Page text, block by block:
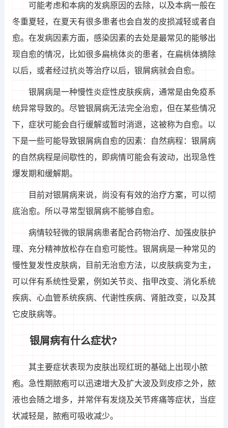
可能考虑和本病的发病原因的去除，以及本病一般在
冬重夏轻，在夏天有很多患者也会自发的皮损减轻或者自
愈。在发病因素方面，感染因素的去处是最常见的能够出
现自愈的情况，比如很多扁桃体炎的患者，在扁桃体摘除
以后，或者经过抗炎等治疗以后，银屑病就会自愈。
银屑病是一种慢性炎症性皮肤疾病，通常是由免疫系
统异常导致的。尽管银屑病无法完全治愈，但在某些情况
下，症状可能会自行缓解或暂时消退，这被称为自愈。以
下是一些可能导致银屑病自愈的因素：自然病程：银屑病
的自然病程是间歇性的，即病情可能会有波动，出现急性
爆发期和缓解期。
目前对银屑病来说，尚没有有效的治疗方案，可以彻
底治愈。所以寻常型银屑病不能够自愈。
病情较轻微的银屑病患者配合药物治疗、加强皮肤护
理、充分精神放松存在自愈可能性。银屑病是一种常见的
慢性复发性皮肤病，目前无治愈方法，以皮肤病变为主，
可以伴有系统性受累，例如关节炎、指甲改变、消化系统
疾病、心血管系统疾病、代谢性疾病、肾脏改变，以及其
它皮肤病等。
银屑病有什么症状?
其主要症状表现为皮肤出现红斑的基础上出现小脓
疱。急性期脓疱可以迅速增大及扩大波及到皮疹之外，脓
液也会随之增多，并常伴有发烧及关节疼痛等症状，当症
状减轻是，脓疱可吸收减少。